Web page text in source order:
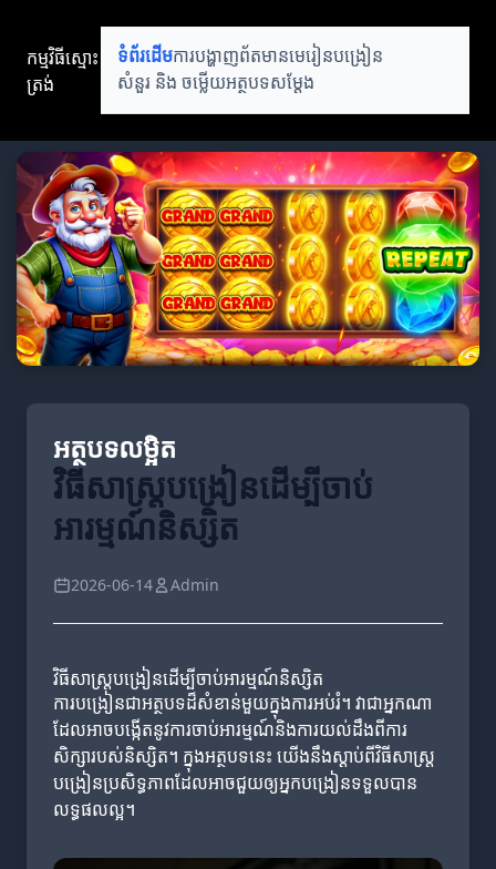
កម្មវិធីស្មោះ
ត្រង់
ទំព័រដើមការបង្ហាញព័តមានមេរៀនបង្រៀន
សំនួរ និង ចម្លើយអត្ថបទសម្តែង
អត្ថបទលម្អិត
វិធីសាស្ត្របង្រៀនដើម្បីចាប់
អារម្មណ៍និស្សិត
2026-06-14 Admin
វិធីសាស្ត្របង្រៀនដើម្បីចាប់អារម្មណ៍និស្សិត
ការបង្រៀនជាអត្ថបទដ៏សំខាន់មួយក្នុងការអប់រំ។ វាជាអ្នកណា
ដែលអាចបង្កើតនូវការចាប់អារម្មណ៍និងការយល់ដឹងពីការ
សិក្សារបស់និស្សិត។ ក្នុងអត្ថបទនេះ យើងនឹងស្តាប់ពីវិធីសាស្ត្រ
បង្រៀនប្រសិទ្ធភាពដែលអាចជួយឲ្យអ្នកបង្រៀនទទួលបាន
លទ្ធផលល្អ។